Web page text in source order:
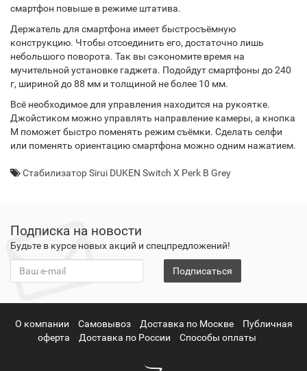
смартфон повыше в режиме штатива.
Держатель для смартфона имеет быстросъёмную
конструкцию. Чтобы отсоединить его, достаточно лишь
небольшого поворота. Так вы сэкономите время на
мучительной установке гаджета. Подойдут смартфоны до 240
г, шириной до 88 мм и толщиной не более 10 мм.
Всё необходимое для управления находится на рукоятке.
Джойстиком можно управлять направление камеры, а кнопка
M поможет быстро поменять режим съёмки. Сделать селфи
или поменять ориентацию смартфона можно одним нажатием.
Стабилизатор Sirui DUKEN Switch X Perk B Grey
Подписка на новости
Будьте в курсе новых акций и спецпредложений!
Подписаться
О компании Самовывоз Доставка по Москве
Публичная
оферта
Доставка по России Способы оплаты